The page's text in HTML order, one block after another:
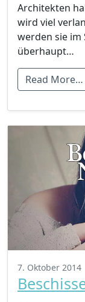
Architekten
wird viel
werden sie
überhaupt…
Read More…
7. Oktober 2014